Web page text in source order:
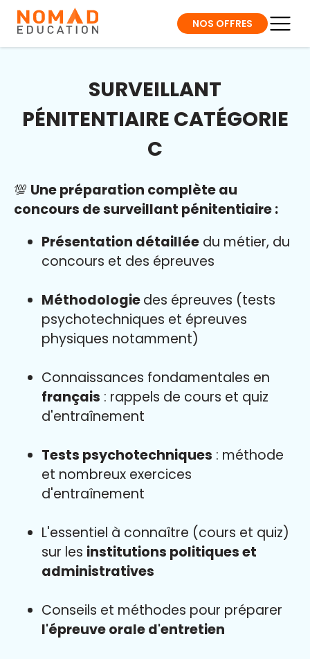
NOS OFFRES
SURVEILLANT
PÉNITENTIAIRE CATÉGORIE
C
💯 Une préparation complète au
concours de surveillant pénitentiaire :
Présentation détaillée du métier, du
concours et des épreuves
Méthodologiedes épreuves (tests
psychotechniques et épreuves
physiques notamment)
Connaissances fondamentales en
français : rappels de cours et quiz
d'entraînement
Tests psychotechniques : méthode
et nombreux exercices
d'entraînement
L'essentiel à connaître (cours et quiz)
sur les institutions politiques et
administratives
Conseils et méthodes pour préparer
l'épreuve orale d'entretien